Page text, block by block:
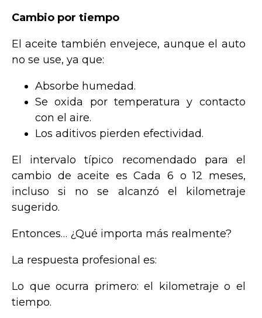
Cambio por tiempo
El aceite también envejece, aunque el auto
no se use, ya que:
Absorbe humedad.
Se oxida por temperatura y contacto
con el aire.
Los aditivos pierden efectividad.
El intervalo típico recomendado para el
cambio de aceite es Cada 6 o 12 meses,
incluso si no se alcanzó el kilometraje
sugerido.
Entonces… ¿Qué importa más realmente?
La respuesta profesional es:
Lo que ocurra primero: el kilometraje o el
tiempo.